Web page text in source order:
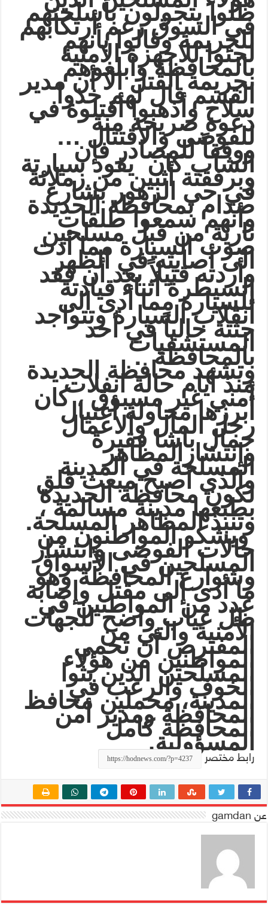
ظلوا يتجولون بأسلحتهم
في السوق رغم أرتكابهم
للجريمة وقالوا بأنهم
لجئوا للاجهزة الامنية
بالمحافظة وابلغوهم
بجريمة القتل الا أن مدير
القسم قال لهم خذوا
سلاح وأذهبوا أقتلوة في
دعوة صريحة منة
للفوضى والاقتتال …ووفقاً للمصادر فإن
الشاب كان يقود سيارتة
وبرفقتة أثنين من زملائة
في حي الزهور بشارع
صدام بمحافظة الحديدة
وأنهم سمعوا طلقات
نارية من قبل مسلحين
صوب السيارة مما أدت
الى أصابته في الظهر
وأردته قتيلاً بعد أن فقد
السيطرة أثناء قيادتة
للسيارة مما أدى الى
أنقلاب السيارة وتتواجد
جثتة حالياً في أحد
المستشفيات
بالمحافظة.
وتشهد محافظة الحديدة
منذ أيام حالة انفلات
أمني غير مسبوق ، كان
أبرزها محاولة أغتيال
رجل المال والاعمال
جمال باشا فقيرة
وإنتشارالمظاهر
المسلحة في المدينة
والذي أصبح مبعث قلق
لكون محافظة الحديدة
بطبعها مدينة مسالمة ،
وتنبذ المظاهر المسلحة.ويشكو المواطنون من
حالات الفوضى وانتشار
المسلحين في الأسواق
وشوارع المحافظة وهو
ما أدى إلى مقتل وإصابة
عدد من المواطنين في
ظل غياب واضح للجهات
الأمنية والتي من
المفترض أن تحمي
المواطنين من هؤلاء
المسلحين الذين بثوا
الخوف والرعب في
المدينة، محملين محافظ
المحافظة ومدير أمن
المحافظة كامل
المسؤولية.
رابط مختصر
عن gamdan